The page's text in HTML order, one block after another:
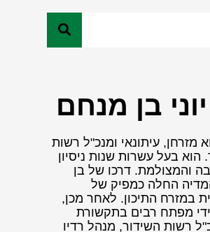
בן מנחם
מזרחן, עיתונאי ומנכ"ל רשות
בעל עשרות שנות ניסיון
והמצולמת. דרכו של בן
החלה כמפיק של
במזרח התיכון. לאחר מכן,
מפתח רבים בתקשורת
רשות השידור, מנהל רדיו